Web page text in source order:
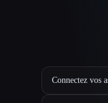
Connectez vos